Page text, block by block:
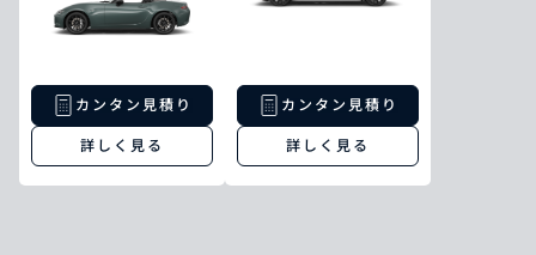
カンタン見積り
詳しく見る
カンタン見積り
詳しく見る